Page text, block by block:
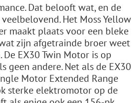
Dat belooft wat, en de
Het Moss Yellow
maakt plaats voor een bleke
zijn afgetrainde broer weet
EX30 Twin Motor is op
geen andere. Net als de EX30
Motor Extended Range
sterke elektromotor op de